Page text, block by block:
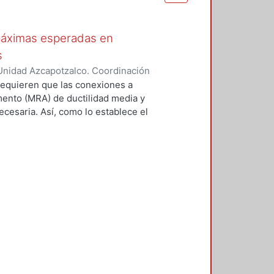
esperadas en
Azcapotzalco. Coordinación
Sandra que las conexiones a
(MRA) de ductilidad media y
Así, como lo establece el